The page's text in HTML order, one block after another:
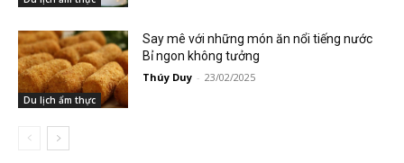
Du lịch ẩm thực
Say mê với những món ăn nổi tiếng nước
Bỉ ngon không tưởng
Thúy Duy - 23/02/2025